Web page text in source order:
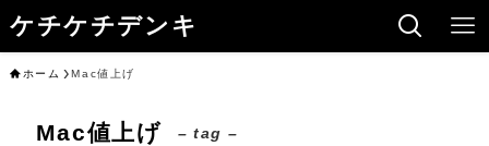
ケチケチデンキ
ホーム Mac値上げ
Mac値上げ – tag –